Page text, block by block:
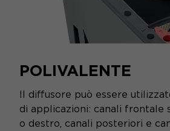
POLIVALENTE
Il diffusore può essere
di applicazioni: canali frontale
o destro, canali posteriori e